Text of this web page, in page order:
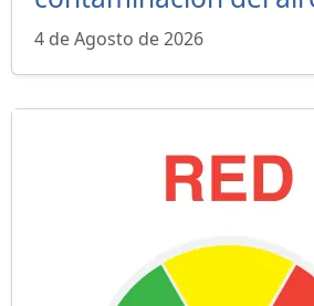
4 de Agosto de 2026